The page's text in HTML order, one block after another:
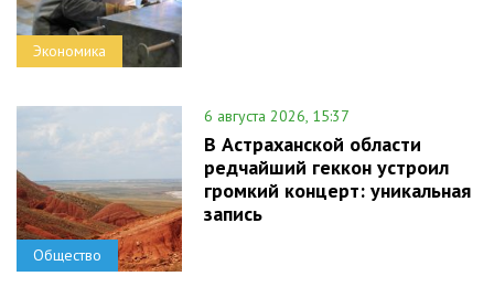
Экономика
Общество
6 августа 2026, 15:37
В Астраханской области
редчайший геккон устроил
громкий концерт: уникальная
запись